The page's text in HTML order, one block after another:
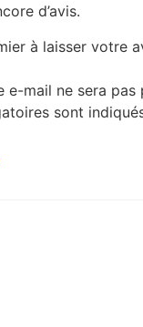
d’avis.
à laisser votre
e-mail ne sera pas
sont